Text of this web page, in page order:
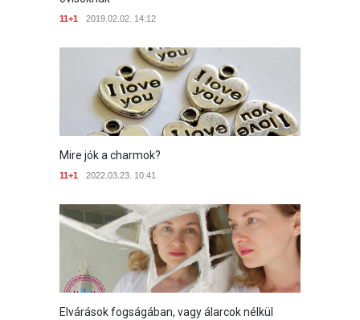
11+1 2019.02.02. 14:12
Mire jók a charmok?
11+1 2022.03.23. 10:41
Elvárások fogságában, vagy álarcok nélkül